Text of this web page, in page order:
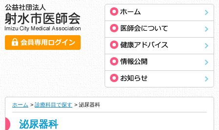
ホーム > 診療科目で探す > 泌尿器科
泌尿器科